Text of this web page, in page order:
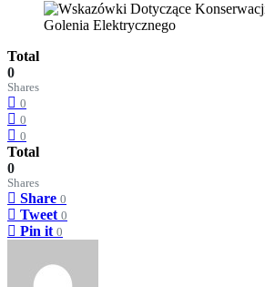
Total
0
Shares
0
0
0
Total
0
Shares
Share 0
Tweet 0
Pin it 0